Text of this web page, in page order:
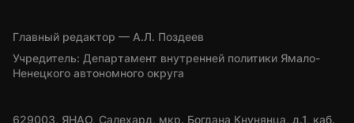
Главный редактор — А.Л. Поздеев
Учредитель: Департамент внутренней политики Ямало-
Ненецкого автономного округа
629003, ЯНАО, Салехард, мкр. Богдана Кнунянца, д.1, каб.